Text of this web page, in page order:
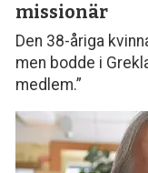
missionär
Den 38-åriga
men bodde i
medlem.”